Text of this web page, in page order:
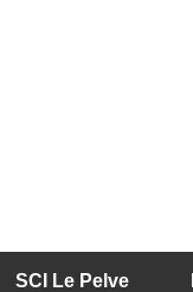
SCI Le Pelve